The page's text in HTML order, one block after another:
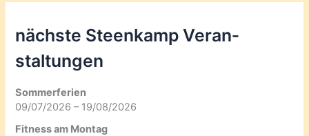
nächste Steenkamp Veran­
staltungen
Sommerferien
09/07/2026 – 19/08/2026
Fitness am Montag